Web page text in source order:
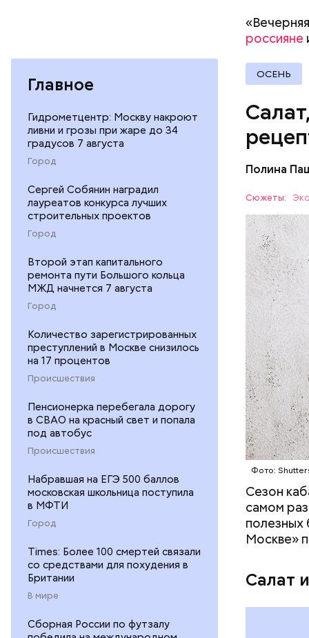
Главное
Гидрометцентр: Москву накроют
ливни и грозы при жаре до 34
градусов 7 августа
Город
Сергей Собянин наградил
лауреатов конкурса лучших
строительных проектов
Город
Второй этап капитального
ремонта пути Большого кольца
МЖД начнется 7 августа
Город
Количество зарегистрированных
преступлений в Москве снизилось
на 17 процентов
Происшествия
Пенсионерка перебегала дорогу
в СВАО на красный свет и попала
под автобус
Происшествия
Набравшая на ЕГЭ 500 баллов
московская школьница поступила
в МФТИ
Город
Times: Более 100 смертей связали
со средствами для похудения в
Британии
В мире
Сборная России по футзалу
россияне
ОСЕНЬ
Полина
Сюжеты:
Фото:
Сезон
самом
полезных
Москве»
Салат
ЕДА
кожи;
плода.
ряда
— В